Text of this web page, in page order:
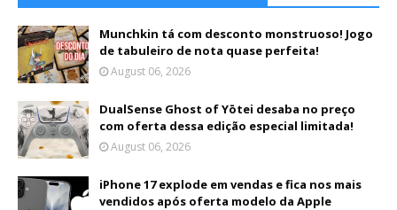
Munchkin tá com desconto monstruoso! Jogo
de tabuleiro de nota quase perfeita!
August 06, 2026
DualSense Ghost of Yōtei desaba no preço
com oferta dessa edição especial limitada!
August 06, 2026
iPhone 17 explode em vendas e fica nos mais
vendidos após oferta modelo da Apple